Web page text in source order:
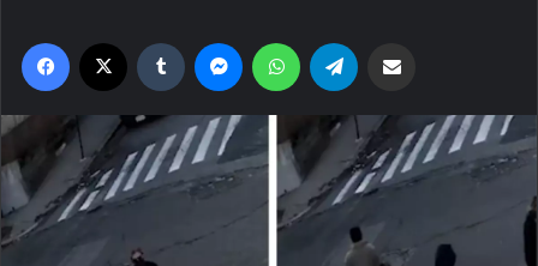
Facebook Tumblr MessengerWhatsApp